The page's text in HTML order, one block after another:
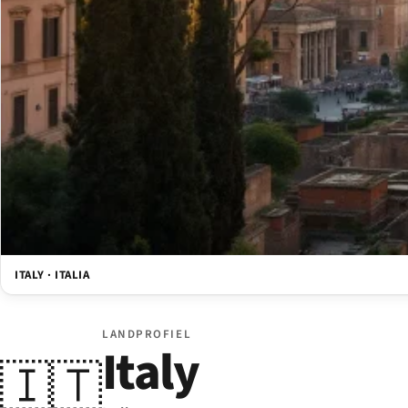
ITALY · ITALIA
🇮🇹
LANDPROFIEL
Italy